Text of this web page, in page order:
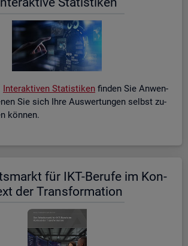
In­ter­ak­ti­ven Sta­tis­ti­ken fin­den Sie An­wen­
Sie sich Ihre Aus­wer­tun­gen selbst zu­
kön­nen.
für IKT-Be­ru­fe im Kon­
der Trans­for­ma­ti­on